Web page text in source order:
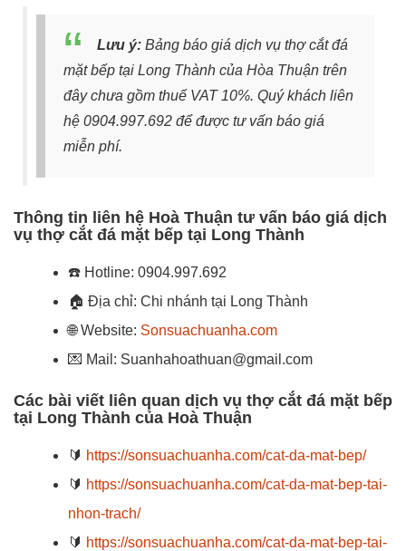
Lưu ý: Bảng báo giá dịch vụ thợ cắt đá
mặt bếp tại Long Thành của Hòa Thuận trên
đây chưa gồm thuế VAT 10%. Quý khách liên
hệ 0904.997.692 để được tư vấn báo giá
miễn phí.
Thông tin liên hệ Hoà Thuận tư vấn báo giá dịch
vụ thợ cắt đá mặt bếp tại Long Thành
☎️ Hotline: 0904.997.692
🏠 Địa chỉ: Chi nhánh tại Long Thành
🌐 Website: Sonsuachuanha.com
💌 Mail: Suanhahoathuan@gmail.com
Các bài viết liên quan dịch vụ thợ cắt đá mặt bếp
tại Long Thành của Hoà Thuận
🔰 https://sonsuachuanha.com/cat-da-mat-bep/
🔰 https://sonsuachuanha.com/cat-da-mat-bep-tai-
nhon-trach/
🔰 https://sonsuachuanha.com/cat-da-mat-bep-tai-